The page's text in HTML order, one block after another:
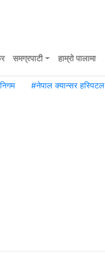
समग्रपाटी हाम्रो पालामा
#नेपाल क्यान्सर हस्पिटल